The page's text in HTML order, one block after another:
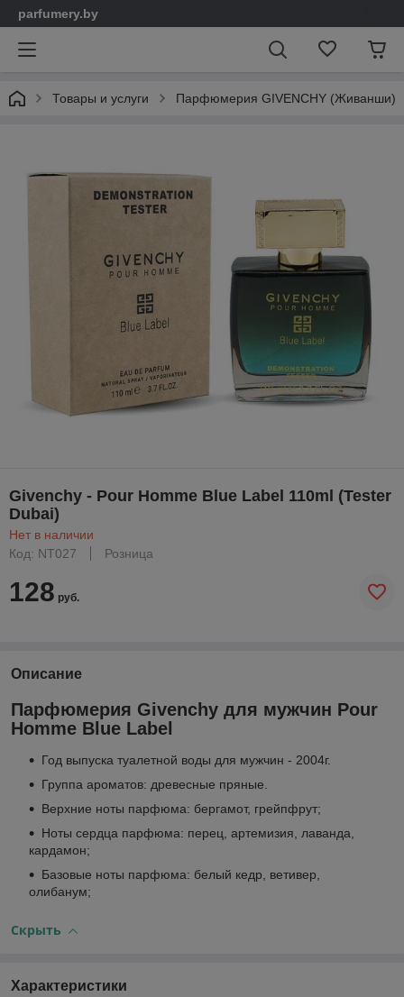
parfumery.by
Товары и услуги Парфюмерия GIVENCHY (Живанши)
Givenchy - Pour Homme Blue Label 110ml (Tester
Dubai)
Нет в наличии
Код: NT027
Розница
128 руб.
Описание
Парфюмерия Givenchy для мужчин Pour
Homme Blue Label
Год выпуска туалетной воды для мужчин - 2004г.
Группа ароматов: древесные пряные.
Верхние ноты парфюма: бергамот, грейпфрут;
Ноты сердца парфюма: перец, артемизия, лаванда,
кардамон;
Базовые ноты парфюма: белый кедр, ветивер,
олибанум;
Скрыть
Характеристики